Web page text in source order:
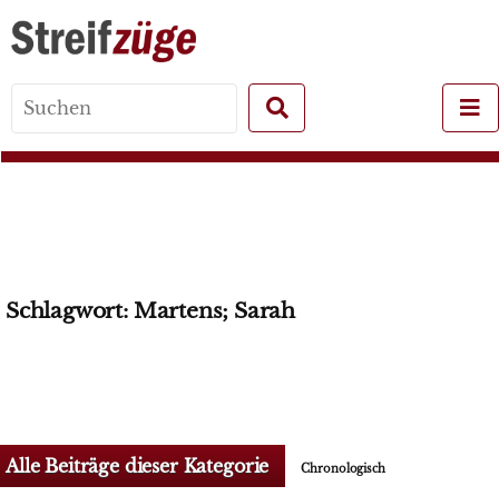
for:
Schlagwort: Martens; Sarah
Alle Beiträge dieser Kategorie Chronologisch